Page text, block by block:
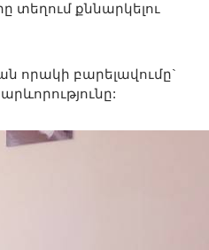
տեղում քննարկելու
որակի բարելավումը`